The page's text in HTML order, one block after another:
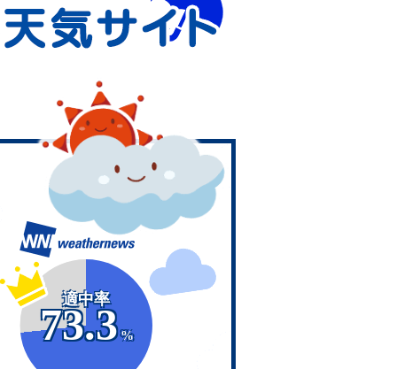
適中率
73.3
%